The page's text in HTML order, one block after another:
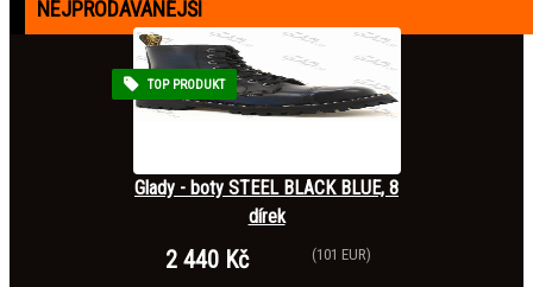
NEJPRODÁVANĚJŠÍ
Glady - boty STEEL BLACK BLUE, 8
dírek
2 440 Kč (101 EUR)
TOP PRODUKT